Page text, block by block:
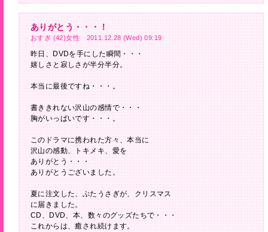
ありがとう・・・！
おすぎ (42)女性 2011.12.28 (Wed) 09:19
昨日、DVDを手にした瞬間・・・
嬉しさと寂しさが半分半分。
本当に最後ですね・・・。
書ききれない沢山の感情で・・・
胸がいっぱいです・・・。
このドラマに携われた方々、本当に
沢山の感動、トキメキ、愛を
ありがとう・・・
ありがとうございました。
夏に注文した、ぶたうさぎが、クリスマス
に届きました。
CD、DVD、本、数々のグッズたちで・・・
これからは、癒され続けます。